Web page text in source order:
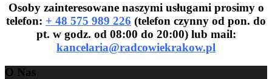
Osoby zainteresowane naszymi usługami prosimy o
telefon: + 48 575 989 226 (telefon czynny od pon. do
pt. w godz. od 08:00 do 20:00) lub mail:
kancelaria@radcowiekrakow.pl
O Nas